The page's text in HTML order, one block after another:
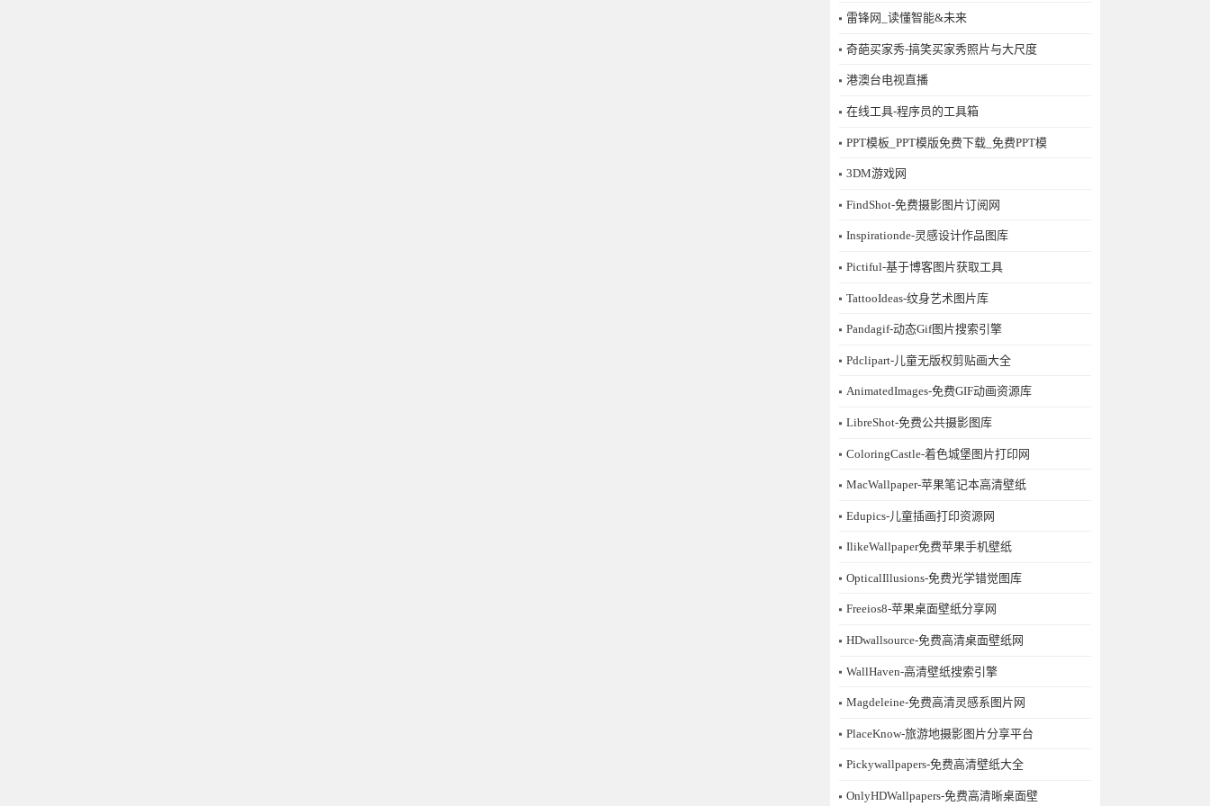
雷锋网_读懂智能&未来
奇葩买家秀-搞笑买家秀照片与大尺度
港澳台电视直播
在线工具-程序员的工具箱
PPT模板_PPT模版免费下载_免费PPT模
3DM游戏网
FindShot-免费摄影图片订阅网
Inspirationde-灵感设计作品图库
Pictiful-基于博客图片获取工具
TattooIdeas-纹身艺术图片库
Pandagif-动态Gif图片搜索引擎
Pdclipart-儿童无版权剪贴画大全
AnimatedImages-免费GIF动画资源库
LibreShot-免费公共摄影图库
ColoringCastle-着色城堡图片打印网
MacWallpaper-苹果笔记本高清壁纸
Edupics-儿童插画打印资源网
IlikeWallpaper免费苹果手机壁纸
OpticalIllusions-免费光学错觉图库
Freeios8-苹果桌面壁纸分享网
HDwallsource-免费高清桌面壁纸网
WallHaven-高清壁纸搜索引擎
Magdeleine-免费高清灵感系图片网
PlaceKnow-旅游地摄影图片分享平台
Pickywallpapers-免费高清壁纸大全
OnlyHDWallpapers-免费高清晰桌面壁